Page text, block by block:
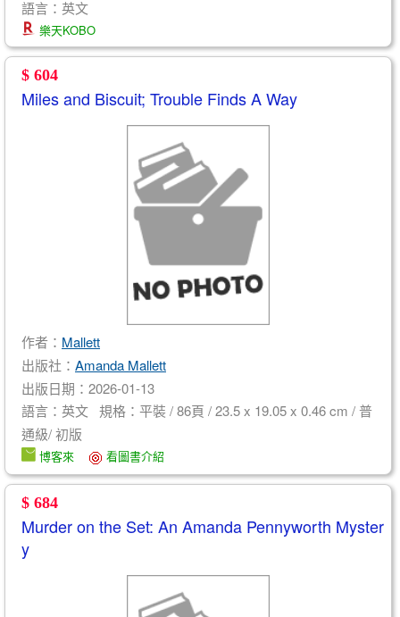
語言：英文
樂天KOBO
$ 604
Miles and Biscuit; Trouble Finds A Way
作者： Mallett
出版社： Amanda Mallett
出版日期：2026-01-13
語言：英文 規格：平裝 / 86頁 / 23.5 x 19.05 x 0.46 cm / 普
通級/ 初版
博客來 看圖書介紹
$ 684
Murder on the Set: An Amanda Pennyworth Myster
y